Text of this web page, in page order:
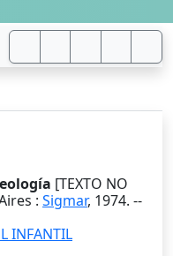
[TEXTO NO
: Sigmar, 1974. --
INFANTIL